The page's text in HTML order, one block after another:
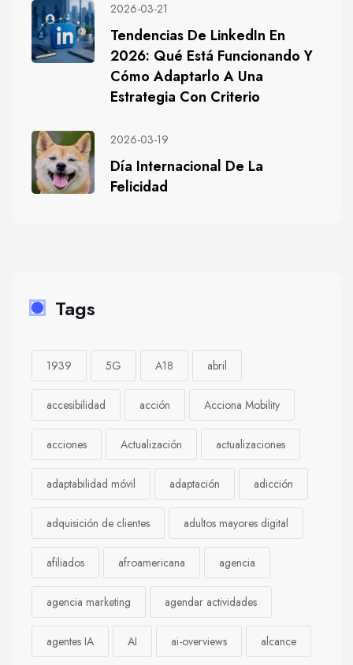
2026-03-21
Tendencias De LinkedIn En
2026: Qué Está Funcionando Y
Cómo Adaptarlo A Una
Estrategia Con Criterio
2026-03-19
Día Internacional De La
Felicidad
Tags
1939 5G A18 abril
accesibilidad acción Acciona Mobility
acciones Actualización actualizaciones
adaptabilidad móvil adaptación adicción
adquisición de clientes adultos mayores digital
afiliados afroamericana agencia
agencia marketing agendar actividades
agentes IA AI ai-overviews alcance